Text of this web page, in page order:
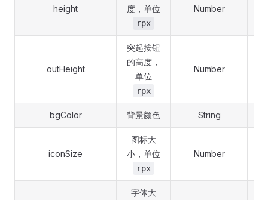
height
度，单位
rpx
Number
outHeight
突起按钮
的高度，
单位
rpx
Number
bgColor 背景颜色 String
iconSize
图标大
小，单位
rpx
Number
字体大